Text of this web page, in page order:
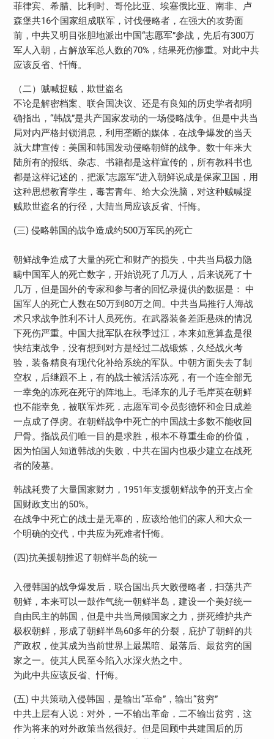
菲律宾、希腊、比利时、哥伦比亚、埃塞俄比亚、南非、卢
森堡共16个国家组成联军，讨伐侵略者，在强大的攻势面
前，中共又明目张胆地派出中国“志愿军”参战，先后有300万
军人入朝，占解放军总人数的70%，结果死伤惨重。对此中共
应该反省、忏悔。
（二）贼喊捉贼，欺世盗名
不论是解密档案、联合国决议、还是有良知的历史学者都明
确指出，“韩战”是共产国家发动的一场侵略战争。但是中共当
局对内严格封锁消息，利用垄断的媒体，在战争爆发的当天
就大肆宣传：美国和韩国发动侵略朝鲜的战争。数十年来大
陆所有的报纸、杂志、书籍都是这样宣传的，所有教科书也
都是这样记述的，把派“志愿军”进入朝鲜说成是保家卫国，用
这种思想教育学生，毒害青年、给大众洗脑，对这种贼喊捉
贼欺世盗名的行径，大陆当局应该反省、忏悔。
(三) 侵略韩国的战争造成约500万军民的死亡
朝鲜战争造成了大量的死亡和财产的损失，中共当局极力隐
瞒中国军人的死亡数字，开始说死了几万人，后来说死了十
几万，但是国外的专家和参与者的回忆录提供的数据是： 中
国军人的死亡人数在50万到80万之间。中共当局推行人海战
术只求战争胜利不计人员死伤。在武器装备差距悬殊的情况
下死伤严重。中国大批军队在秋季过江，本来如意算盘是很
快结束战争，没有想到对方是经过二战锻炼，久经战火考
验，装备精良有现代化补给系统的军队。中朝方面失去了制
空权，后继跟不上，有的战士被活活冻死，有一个连全部无
一幸免的冻死在死守的阵地上。毛泽东的儿子毛岸英在朝鲜
也不能幸免，被联军炸死，志愿军司令员彭德怀和金日成差
一点成了俘虏。在朝鲜战争中死亡的中国战士多数不能收回
尸骨。指战员们唯一目的是求胜，根本不尊重生命的价值，
因为怕国人知道韩战的失败，中共在国内也极少建立在战死
者的陵墓。
韩战耗费了大量国家财力，1951年支援朝鲜战争的开支占全
国财政支出的50%。
在战争中死亡的战士是无辜的，应该给他们的家人和大众一
个明确的交代，中共应为死难者忏悔。
(四)抗美援朝推迟了朝鲜半岛的统一
入侵韩国的战争爆发后，联合国出兵大败侵略者，扫荡共产
朝鲜，本来可以一鼓作气统一朝鲜半岛，建设一个美好统一
自由民主的韩国，但是中共当局倾国家之力，拼死维护共产
极权朝鲜，形成了朝鲜半岛60多年的分裂，庇护了朝鲜的共
产政权，使其成为当前世界上最黑暗、最落后、最贫穷的国
家之一。使其人民至今陷入水深火热之中。
为此中共应该反省、忏悔。
(五) 中共策动入侵韩国，是输出“革命”，输出“贫穷”
中共上层有人说：对外，一不输出革命，二不输出贫穷，这
作为将来的对外政策当然很好。但是回顾中共建国后的历